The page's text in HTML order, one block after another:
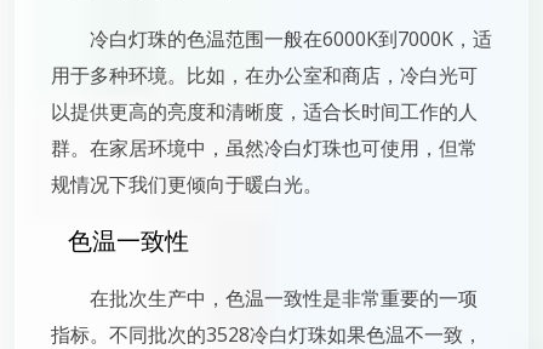
冷白灯珠的色温范围一般在6000K到7000K，适
用于多种环境。比如，在办公室和商店，冷白光可
以提供更高的亮度和清晰度，适合长时间工作的人
群。在家居环境中，虽然冷白灯珠也可使用，但常
规情况下我们更倾向于暖白光。
色温一致性
在批次生产中，色温一致性是非常重要的一项
指标。不同批次的3528冷白灯珠如果色温不一致，